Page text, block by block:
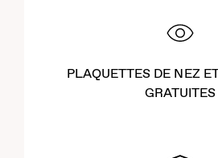
PLAQUETTES DE NEZ
GRATUITES